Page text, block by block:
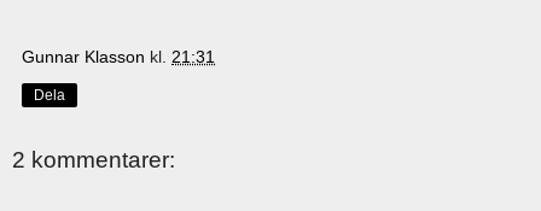
Gunnar Klasson kl. 21:31
Dela
2 kommentarer: